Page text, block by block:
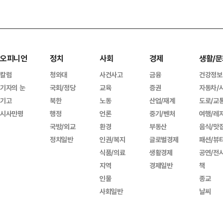
오피니언
칼럼
기자의 눈
기고
시사만평
정치
청와대
국회/정당
북한
행정
국방/외교
정치일반
사회
사건사고
교육
노동
언론
환경
인권/복지
식품/의료
지역
인물
사회일반
경제
금융
증권
산업/재계
중기/벤처
부동산
글로벌경제
생활경제
경제일반
생활/
건강정보
자동차/
도로/교
여행/레
음식/맛
패션/뷰
공연/전
책
종교
날씨